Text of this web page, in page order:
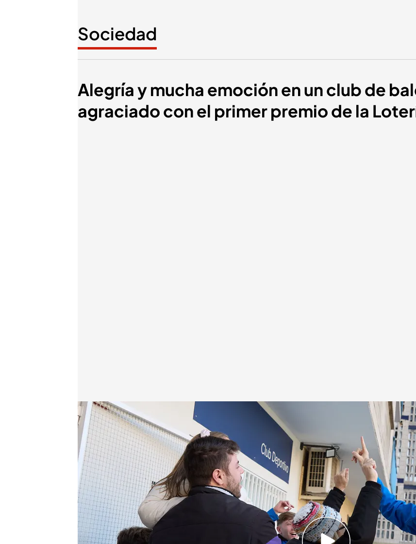
Sociedad
Alegría y mucha emoción en un club de
agraciado con el primer premio de la
El Gordo cae en un club de baloncesto de Madrid
Redacción digital Noticias Cuatro
22 DIC 2024 - 14:39h.
El 72480, el Gordo de Navidad, ha caído íntegramente en Logroño,
concretamente en la administración el Muro del Carmen, 4, en La Rioja
Más de 700 familias del Club de Baloncesto Distrito Olímpico de
Madrid han sido agraciadas con papeletas del Gordo
Comprobar Lotería de Navidad 2024: Gordo, pedrea, terminaciones y